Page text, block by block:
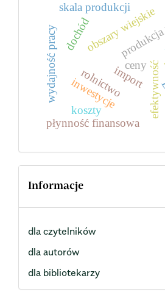
rolnictwo efektywność
obszary wiejskie
inwestycje
ceny
koszty
dochód
skala produkcji
wydajność pracy
płynność finansowa
import
Informacje
dla czytelników
dla autorów
dla bibliotekarzy